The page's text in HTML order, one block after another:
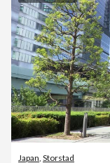
Japan Storstad